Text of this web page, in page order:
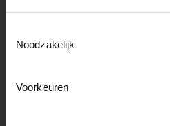
Noodzakelijk
Voorkeuren
Brake Assist System
Dodehoekdetectie met correctie